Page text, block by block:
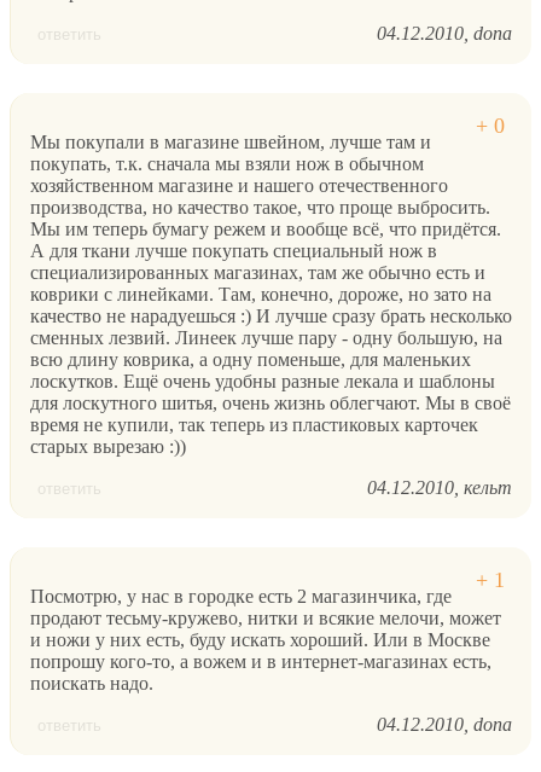
ответить 04.12.2010 dona
Мы покупали в магазине швейном, лучше там и
покупать, т.к. сначала мы взяли нож в обычном
хозяйственном магазине и нашего отечественного
производства, но качество такое, что проще выбросить.
Мы им теперь бумагу режем и вообще всё, что придётся.
А для ткани лучше покупать специальный нож в
специализированных магазинах, там же обычно есть и
коврики с линейками. Там, конечно, дороже, но зато на
качество не нарадуешься :) И лучше сразу брать несколько
сменных лезвий. Линеек лучше пару - одну большую, на
всю длину коврика, а одну поменьше, для маленьких
лоскутков. Ещё очень удобны разные лекала и шаблоны
для лоскутного шитья, очень жизнь облегчают. Мы в своё
время не купили, так теперь из пластиковых карточек
старых вырезаю :))
ответить 04.12.2010 кельт
Посмотрю, у нас в городке есть 2 магазинчика, где
продают тесьму-кружево, нитки и всякие мелочи, может
и ножи у них есть, буду искать хороший. Или в Москве
попрошу кого-то, а вожем и в интернет-магазинах есть,
поискать надо.
ответить 04.12.2010 dona